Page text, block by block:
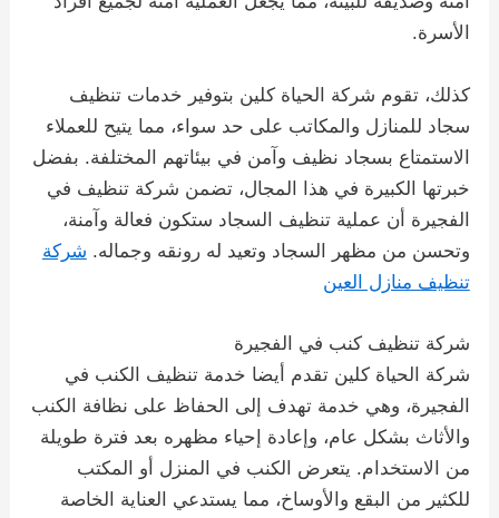
الأسرة.
كذلك، تقوم شركة الحياة كلين بتوفير خدمات تنظيف
سجاد للمنازل والمكاتب على حد سواء، مما يتيح للعملاء
الاستمتاع بسجاد نظيف وآمن في بيئاتهم المختلفة. بفضل
خبرتها الكبيرة في هذا المجال، تضمن شركة تنظيف في
الفجيرة أن عملية تنظيف السجاد ستكون فعالة وآمنة،
وتحسن من مظهر السجاد وتعيد له رونقه وجماله. شركة
تنظيف منازل العين
شركة تنظيف كنب في الفجيرة
شركة الحياة كلين تقدم أيضا خدمة تنظيف الكنب في
الفجيرة، وهي خدمة تهدف إلى الحفاظ على نظافة الكنب
والأثاث بشكل عام، وإعادة إحياء مظهره بعد فترة طويلة
من الاستخدام. يتعرض الكنب في المنزل أو المكتب
للكثير من البقع والأوساخ، مما يستدعي العناية الخاصة